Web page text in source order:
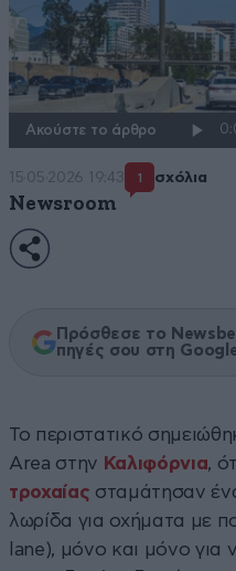
Ακούστε το άρθρο
15·05·2026 19:43 1 σχόλια
Newsroom
Πρόσθεσε το
πηγές σου στη
Το περιστατικό
Area στην Καλιφόρνια,
τροχαίας σταμάτησαν
λωρίδα για οχήματα με
lane), μόνο και μόνο